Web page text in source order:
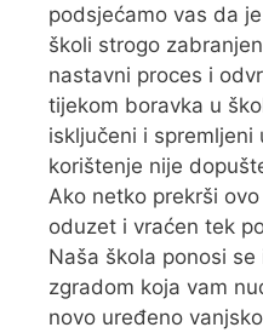
podsjećamo vas da
školi strogo
nastavni proces i
tijekom boravka u
isključeni i spremljeni
korištenje nije
Ako netko prekrši
oduzet i vraćen tek
Naša škola ponosi
zgradom koja vam
novo uređeno